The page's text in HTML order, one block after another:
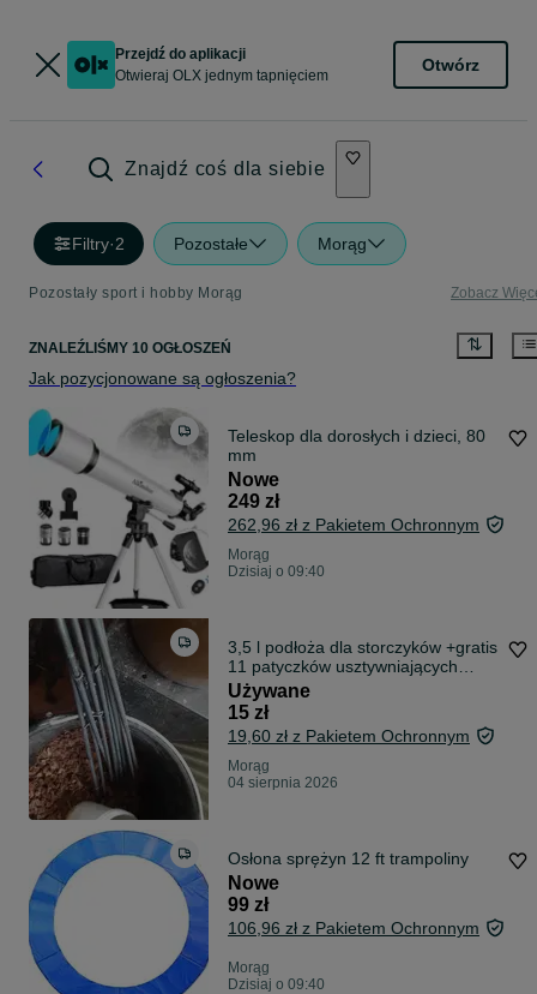
Przejdź do aplikacji
Otwieraj OLX jednym tapnięciem
Otwórz
Znajdź coś dla siebie
Filtry·2 Pozostałe Morąg
Pozostały sport i hobby Morąg Zobacz
ZNALEŹLIŚMY 10 OGŁOSZEŃ
Jak pozycjonowane są ogłoszenia?
Teleskop dla dorosłych i dzieci, 80
mm
Nowe
249 zł
262,96 zł z Pakietem Ochronnym
Morąg
Dzisiaj o 09:40
3,5 l podłoża dla storczyków +gratis
11 patyczków usztywniających
pędy
Używane
15 zł
19,60 zł z Pakietem Ochronnym
Morąg
04 sierpnia 2026
Osłona sprężyn 12 ft trampoliny
Nowe
99 zł
106,96 zł z Pakietem Ochronnym
Morąg
Dzisiaj o 09:40